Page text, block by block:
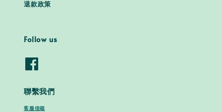
退款政策
Follow us
聯繫我們
客服信箱